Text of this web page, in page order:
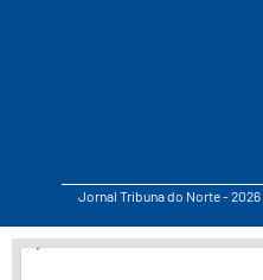
Jornal Tribuna do Norte -